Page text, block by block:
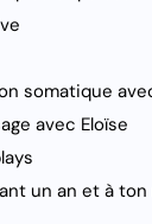
somatique
avec Eloïse
un an et à